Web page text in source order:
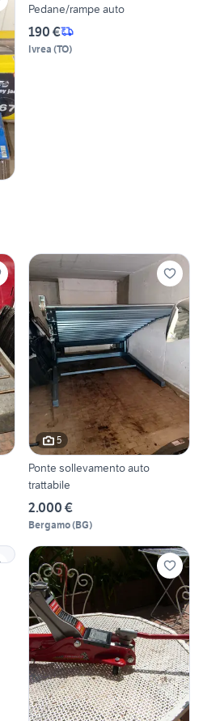
Pedane/rampe auto
190 €
Ivrea (TO)
5
Ponte sollevamento auto
trattabile
2.000 €
Bergamo(BG)